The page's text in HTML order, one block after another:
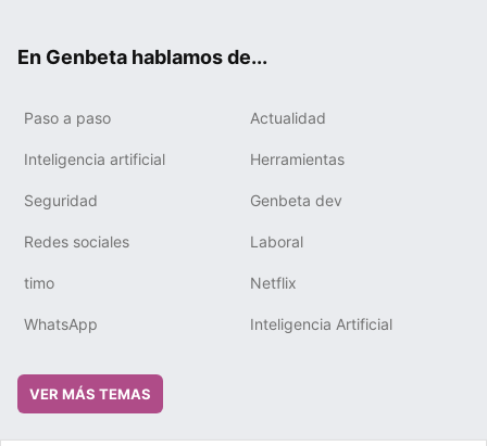
En Genbeta hablamos de...
Paso a paso Actualidad
Inteligencia artificial Herramientas
Seguridad Genbeta dev
Redes sociales Laboral
timo Netflix
WhatsApp Inteligencia Artificial
VER MÁS TEMAS